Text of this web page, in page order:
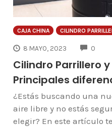
CAJA CHINA CILINDRO
8 MAYO, 2023 0
Cilindro Parrillero
Principales
¿Estás buscando una
aire libre y no estás
elegir? En este artículo